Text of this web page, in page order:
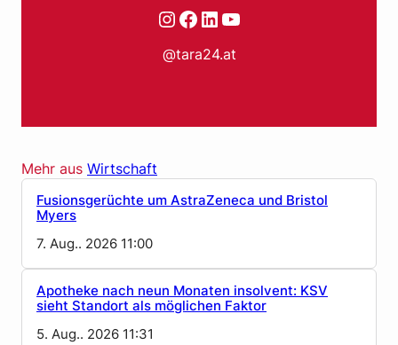
Instagram
Facebook
LinkedIn
YouTube
@tara24.at
Mehr aus Wirtschaft
Fusionsgerüchte um AstraZeneca und Bristol
Myers
7. Aug.. 2026 11:00
Apotheke nach neun Monaten insolvent: KSV
sieht Standort als möglichen Faktor
5. Aug.. 2026 11:31